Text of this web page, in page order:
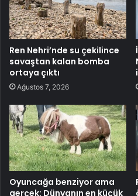
Ren Nehri’nde su çekilince
savaştan kalan bomba
ortaya çıktı
Ağustos 7, 2026
Oyuncağa benziyor ama
gerçek: Dünyanın en küçük